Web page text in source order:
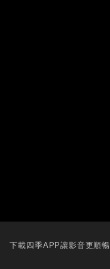
下載四季APP讓影音更順暢